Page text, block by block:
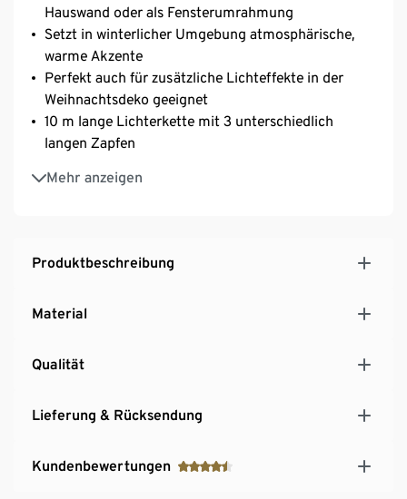
Hauswand oder als Fensterumrahmung
Setzt in winterlicher Umgebung atmosphärische,
warme Akzente
Perfekt auch für zusätzliche Lichteffekte in der
Weihnachtsdeko geeignet
10 m lange Lichterkette mit 3 unterschiedlich
langen Zapfen
Mehr anzeigen
Mit Timerfunktion: automatisches Abschalten nach
ca. 6 Stunden, automatisches Wiedereinschalten
Produktbeschreibung
Material
Qualität
Lieferung & Rücksendung
Kundenbewertungen